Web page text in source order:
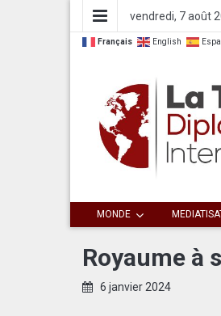
vendredi, 7 août
Français English
La Tribune
MONDE
Royaume à
6 janvier 2024